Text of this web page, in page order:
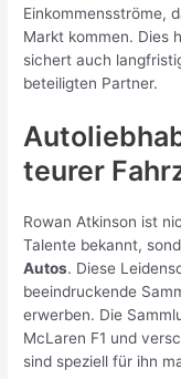
Einkommensströme,
Markt kommen. Dies
sichert auch
beteiligten Partner.
teurer
Rowan Atkinson ist
Talente bekannt,
Autos. Diese
beeindruckende
erwerben. Die
McLaren F1 und
sind speziell für ihn